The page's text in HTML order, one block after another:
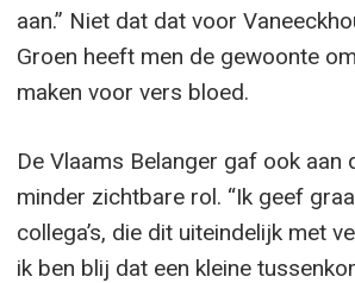
aan.” Niet dat dat voor
Groen heeft men de gewoonte
maken voor vers bloed.
De Vlaams Belanger gaf ook
minder zichtbare rol. “Ik geef
collega’s, die dit uiteindelijk met
ik ben blij dat een kleine